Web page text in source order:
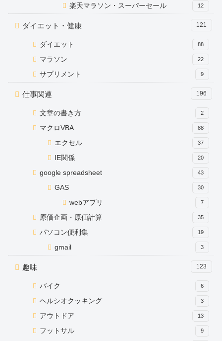
楽天マラソン・スーパーセール 12
ダイエット・健康 121
ダイエット 88
マラソン 22
サプリメント 9
仕事関連 196
文章の書き方 2
マクロVBA 88
エクセル 37
IE関係 20
google spreadsheet 43
GAS 30
webアプリ 7
原価企画・原価計算 35
パソコン便利集 19
gmail 3
趣味 123
バイク 6
ヘルシオクッキング 3
アウトドア 13
フットサル 9